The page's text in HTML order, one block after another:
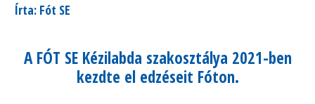
Írta: Fót SE
A FÓT SE Kézilabda szakosztálya 2021-ben
kezdte el edzéseit Fóton.